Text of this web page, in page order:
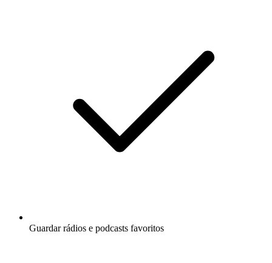
Guardar rádios e podcasts favoritos